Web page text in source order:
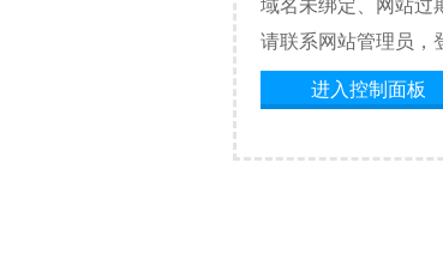
请联系网站管理员，
进入控制面板